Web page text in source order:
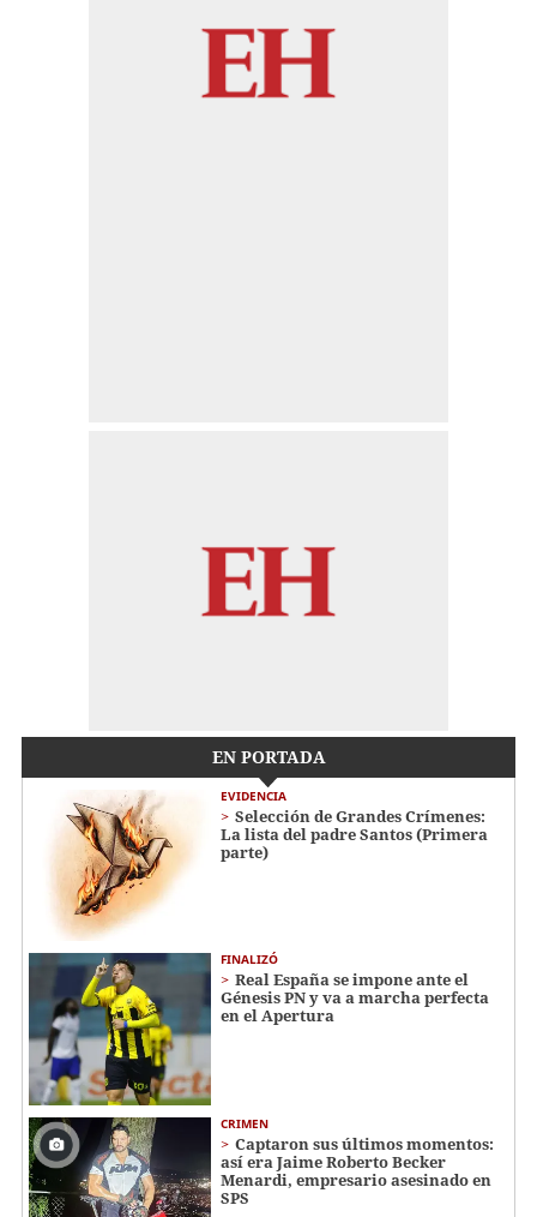
EN PORTADA
EVIDENCIA
Selección de Grandes Crímenes:
La lista del padre Santos (Primera
parte)
FINALIZÓ
Real España se impone ante el
Génesis PN y va a marcha perfecta
en el Apertura
CRIMEN
Captaron sus últimos momentos:
así era Jaime Roberto Becker
Menardi​​​, empresario asesinado en
SPS